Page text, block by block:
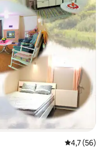
Prosječna
4,7 (56)